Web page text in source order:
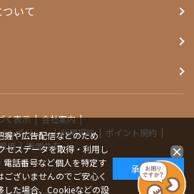
いて
く表示
会社案内
トポリシー 利用規約
ポイント規約
境 画面共有
握や広告配信などのため
セスデータを取得・利用し
話番号など個人を特定す
ざいませんのでご安心く
した場合、Cookieなどの設
承諾する